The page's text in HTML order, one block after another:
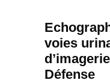
voies
Défense